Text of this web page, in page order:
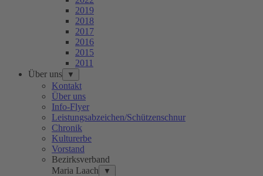
2019
2018
2017
2016
2015
2011
Über uns
▼
Kontakt
Über uns
Info-Flyer
Leistungsabzeichen/Schützenschnur
Chronik
Kulturerbe
Vorstand
Bezirksverband
Maria Laach
▼